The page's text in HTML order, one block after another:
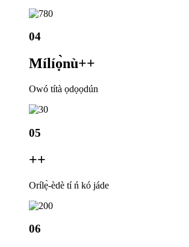
04
Mílíọ̀nù++
Owó títà ọdọọdún
05
++
Orílẹ̀-èdè tí ń kó jáde
06